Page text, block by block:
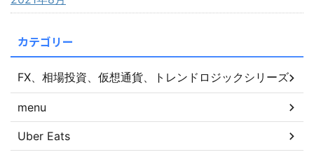
カテゴリー
FX、相場投資、仮想通貨、トレンドロジックシリーズ
menu
Uber Eats